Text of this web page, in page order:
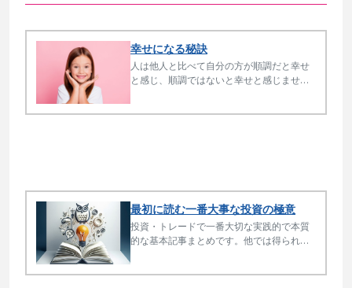
幸せになる秘訣
人は他人と比べて自分の方が順調だと幸せ
と感じ、順調ではないと幸せと感じませ
最初に読む一番大事な投資の極意
投資・トレードで一番大切な実践的で本質
的な基本記事まとめです。他では得られな